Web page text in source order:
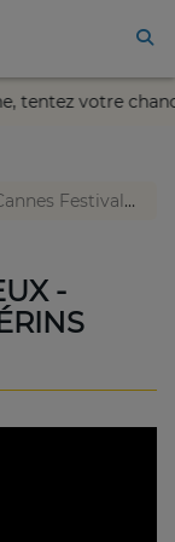
tentez votre
Festival International des Jeux - Reportage Cannes Lérins TV
-